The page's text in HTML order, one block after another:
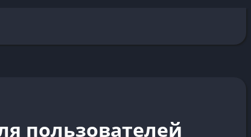
пользователей